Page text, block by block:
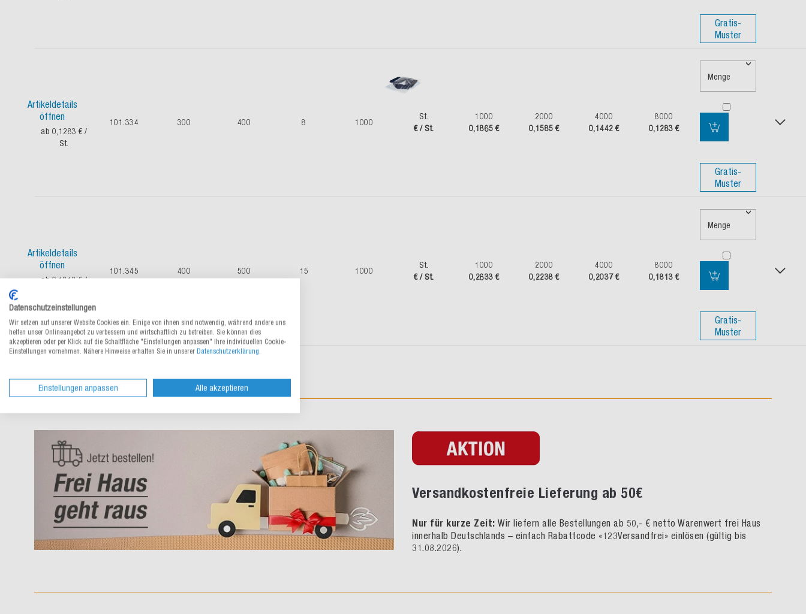
Gratis-
Muster
Artikeldetails
öffnen
ab 0,1283 €/
St.
101.334 300 400 8 1000
St.
€ / St.
1000
0,1865 €
2000
0,1585 €
4000
0,1442 €
8000
0,1283 €
Menge
Gratis-
Muster
Artikeldetails
öffnen
ab 0,1813 €/
101.345 400 500 15 1000
St.
€ / St.
1000
0,2633 €
2000
0,2238 €
4000
0,2037 €
8000
0,1813 €
Menge
Gratis-
Muster
Versandkostenfreie Lieferung ab 50€
Nur für kurze Zeit: Wir liefern alle Bestellungen ab 50,- € netto Warenwert frei Haus
innerhalb Deutschlands – einfach Rabattcode «123Versandfrei» einlösen (gültig bis
31.08.2026).
Datenschutzeinstellungen
Wir setzen auf unserer Website Cookies ein. Einige von ihnen sind notwendig, während andere uns
helfen unser Onlineangebot zu verbessern und wirtschaftlich zu betreiben. Sie können dies
akzeptieren oder per Klick auf die Schaltfläche "Einstellungen anpassen" Ihre individuellen Cookie-
Einstellungen vornehmen. Nähere Hinweise erhalten Sie in unserer Datenschutzerklärung.
Einstellungen anpassen Alle akzeptieren